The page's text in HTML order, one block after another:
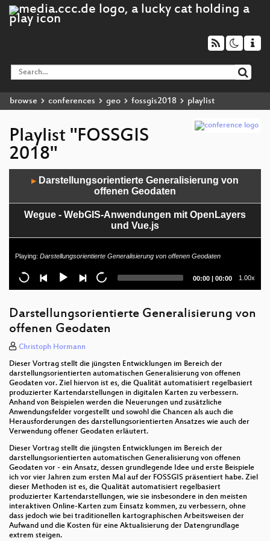
browse conferences geo fossgis2018 playlist
Playlist "FOSSGIS
2018"
▶
Darstellungsorientierte Generalisierung von
offenen Geodaten
Wegue - WebGIS-Anwendungen mit OpenLayers
und Vue.js
Open Source Erreichbarkeitsanalysen im ÖPNV
Webmapping und Geoverarbeitung: Turf.js
Lightning Talks
Entwicklung von Plug-Ins für QGIS 3 - Eine
Einführung
3D: Mehr als Gebäude
Styling und Publikation von Vektor-Tiles
Fortgeschrittene OpenLayers-Overlays im BfS Web-
Client
Noise
3D Model Repository - Von der Parkbank bis zur
Burg
Playing: Darstellungsorientierte Generalisierung von offenen Geodaten
Current
00:00 | Total
00:00 1.00x
Darstellungsorientierte Generalisierung von
offenen Geodaten
Christoph Hormann
Dieser Vortrag stellt die jüngsten Entwicklungen im Bereich der
darstellungsorientierten automatischen Generalisierung von offenen
Geodaten vor. Ziel hiervon ist es, die Qualität automatisiert regelbasiert
produzierter Kartendarstellungen in digitalen Karten zu verbessern.
Anhand von Beispielen werden die Neuerungen und zusätzliche
Anwendungsfelder vorgestellt und sowohl die Chancen als auch die
Herausforderungen des darstellungsorientierten Ansatzes wie auch der
Verwendung offener Geodaten erläutert.
Dieser Vortrag stellt die jüngsten Entwicklungen im Bereich der
darstellungsorientierten automatischen Generalisierung von offenen
Geodaten vor - ein Ansatz, dessen grundlegende Idee und erste Beispiele
ich vor vier Jahren zum ersten Mal auf der FOSSGIS präsentiert habe. Ziel
dieser Methoden ist es, die Qualität automatisiert regelbasiert
produzierter Kartendarstellungen, wie sie insbesondere in den meisten
interaktiven Online-Karten zum Einsatz kommen, zu verbessern, ohne
dass jedoch wie bei traditionellen kartographischen Arbeitsweisen der
Aufwand und die Kosten für eine Aktualisierung der Datengrundlage
extrem steigen.